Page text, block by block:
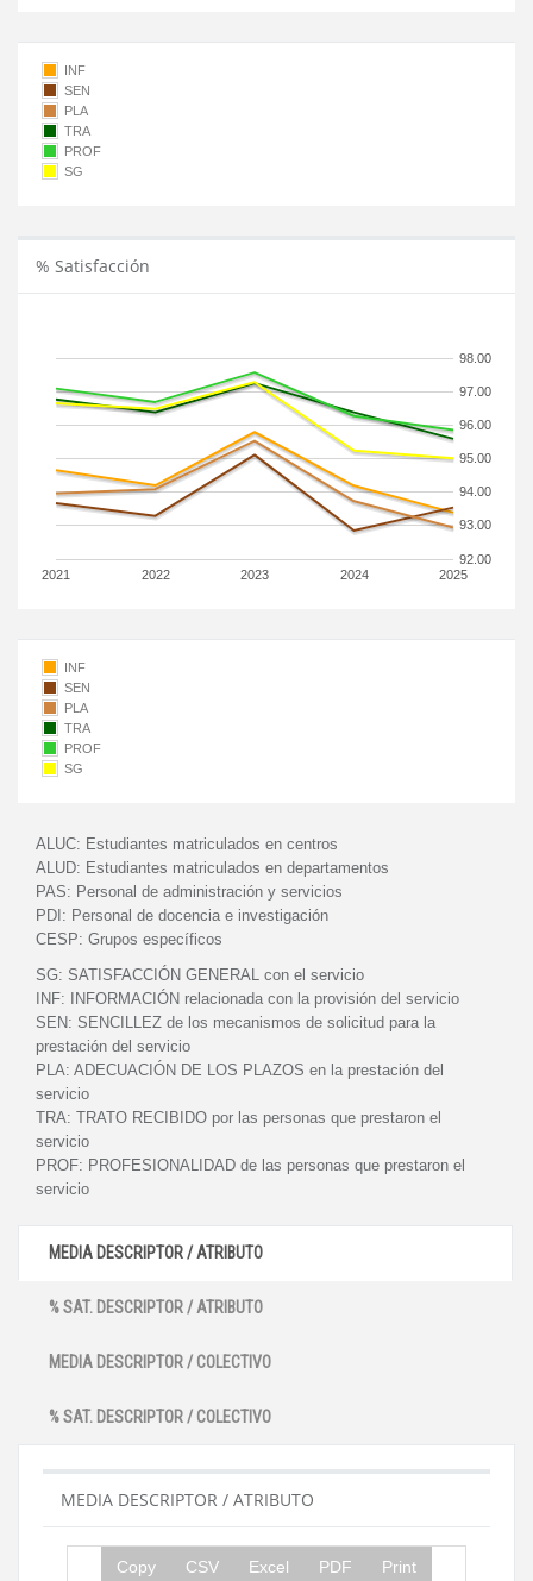
INF
SEN
PLA
TRA
PROF
SG
% Satisfacción
2021 2022 2023 2024 2025
92.00
93.00
94.00
95.00
96.00
97.00
98.00
INF
SEN
PLA
TRA
PROF
SG
ALUC: Estudiantes matriculados en centros
ALUD: Estudiantes matriculados en departamentos
PAS: Personal de administración y servicios
PDI: Personal de docencia e investigación
CESP: Grupos específicos
SG: SATISFACCIÓN GENERAL con el servicio
INF:
INFORMACIÓN relacionada con la provisión del servicio
SEN: SENCILLEZ de los mecanismos de solicitud para la
prestación del servicio
PLA: ADECUACIÓN DE LOS PLAZOS en la prestación del
servicio
TRA: TRATO RECIBIDO por las personas que prestaron el
servicio
PROF: PROFESIONALIDAD de las personas que prestaron el
servicio
MEDIA DESCRIPTOR / ATRIBUTO
% SAT. DESCRIPTOR / ATRIBUTO
MEDIA DESCRIPTOR / COLECTIVO
% SAT. DESCRIPTOR / COLECTIVO
MEDIA DESCRIPTOR / ATRIBUTO
Copy CSV Excel PDF Print